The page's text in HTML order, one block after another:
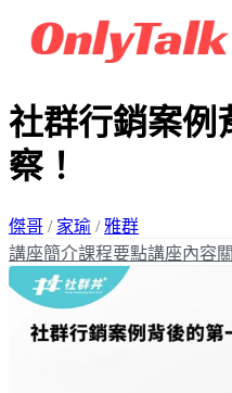
社群行銷案例
察！
傑哥 / 家瑜 /雅群
講座簡介課程要點講座內容